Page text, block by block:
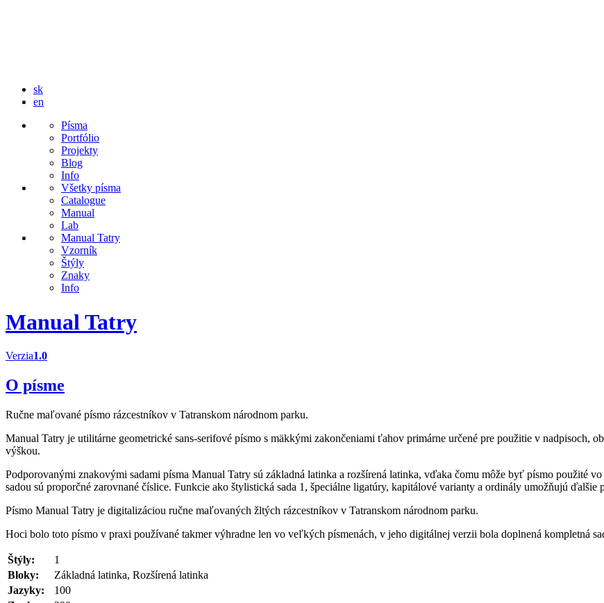
sk
en
Písma
Portfólio
Projekty
Blog
Info
Všetky písma
Catalogue
Manual
Lab
Manual Tatry
Vzorník
Štýly
Znaky
Info
Manual Tatry
Verzia1.0
O písme
Ručne maľované písmo rázcestníkov v Tatranskom národnom parku.
Manual Tatry je utilitárne geometrické sans-serifové písmo s mäkkými zakončeniami ťahov primárne určené pre použitie v nadpisoch,
výškou.
Podporovanými znakovými sadami písma Manual Tatry sú základná latinka a rozšírená latinka, vďaka čomu môže byť písmo použité
sadou sú proporčné zarovnané číslice. Funkcie ako štylistická sada 1, špeciálne ligatúry, kapitálové varianty a ordinály umožňujú ďalšie
Písmo Manual Tatry je digitalizáciou ručne maľovaných žltých rázcestníkov v Tatranskom národnom parku.
Hoci bolo toto písmo v praxi používané takmer výhradne len vo veľkých písmenách, v jeho digitálnej verzii bola doplnená kompletná
Štýly:
1
Bloky:
Základná latinka, Rozšírená latinka
Jazyky:
100